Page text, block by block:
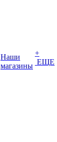
Наши
магазины
+
ЕЩЕ